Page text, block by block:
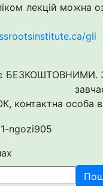
лекцій можна
gli
є БЕЗКОШТОВНИМИ.
контактна особа